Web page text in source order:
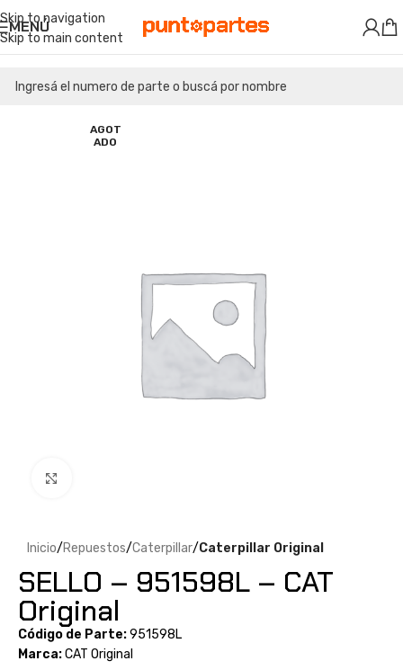
Skip to navigation
Skip to main content
MENÚ
AGOT
ADO
Inicio Repuestos Caterpillar Caterpillar Original
SELLO – 951598L – CAT
Original
Código de Parte:951598L
Marca:CAT Original